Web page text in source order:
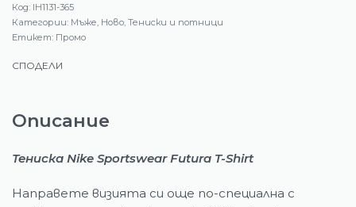
IH1131-365
Категории: Мъже, Ново, Тениски и потници
Етикет: Промо
СПОДЕЛИ
Описание
Тениска Nike Sportswear Futura T-Shirt
Направете визията си още по-специална с